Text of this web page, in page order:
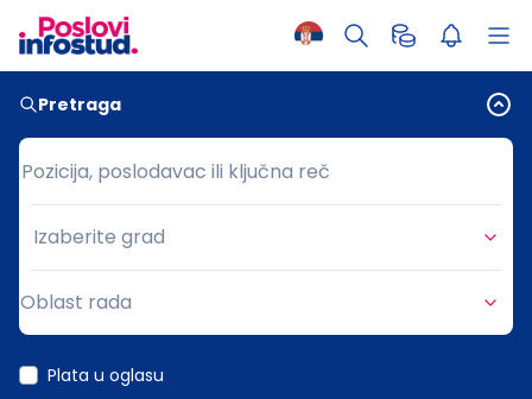
Pretraga
Pozicija, poslodavac ili ključna reč
Pozicija, poslodavac ili ključna reč
Grad
Izaberite grad
Oblast rada
Plata u oglasu